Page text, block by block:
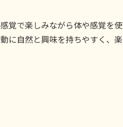
覚で楽しみながら体や感覚を使
に自然と興味を持ちやすく、楽